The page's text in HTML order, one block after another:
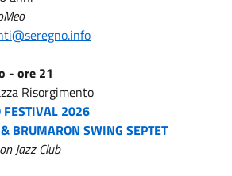
- ore 21
Risorgimento
FESTIVAL 2026
BRUMARON SWING SEPTET
Jazz Club